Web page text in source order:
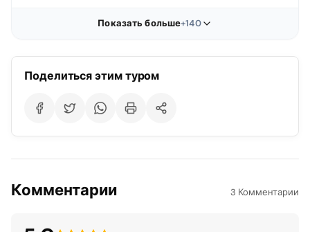
Показать больше+140
Поделиться этим туром
Комментарии 3 Комментарии